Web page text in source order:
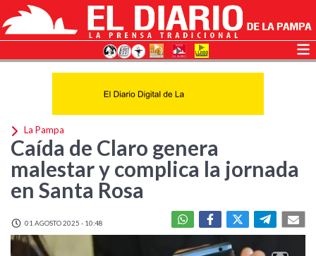
La Pampa
Caída de Claro genera
malestar y complica la jornada
en Santa Rosa
01 AGOSTO 2025 - 10:48